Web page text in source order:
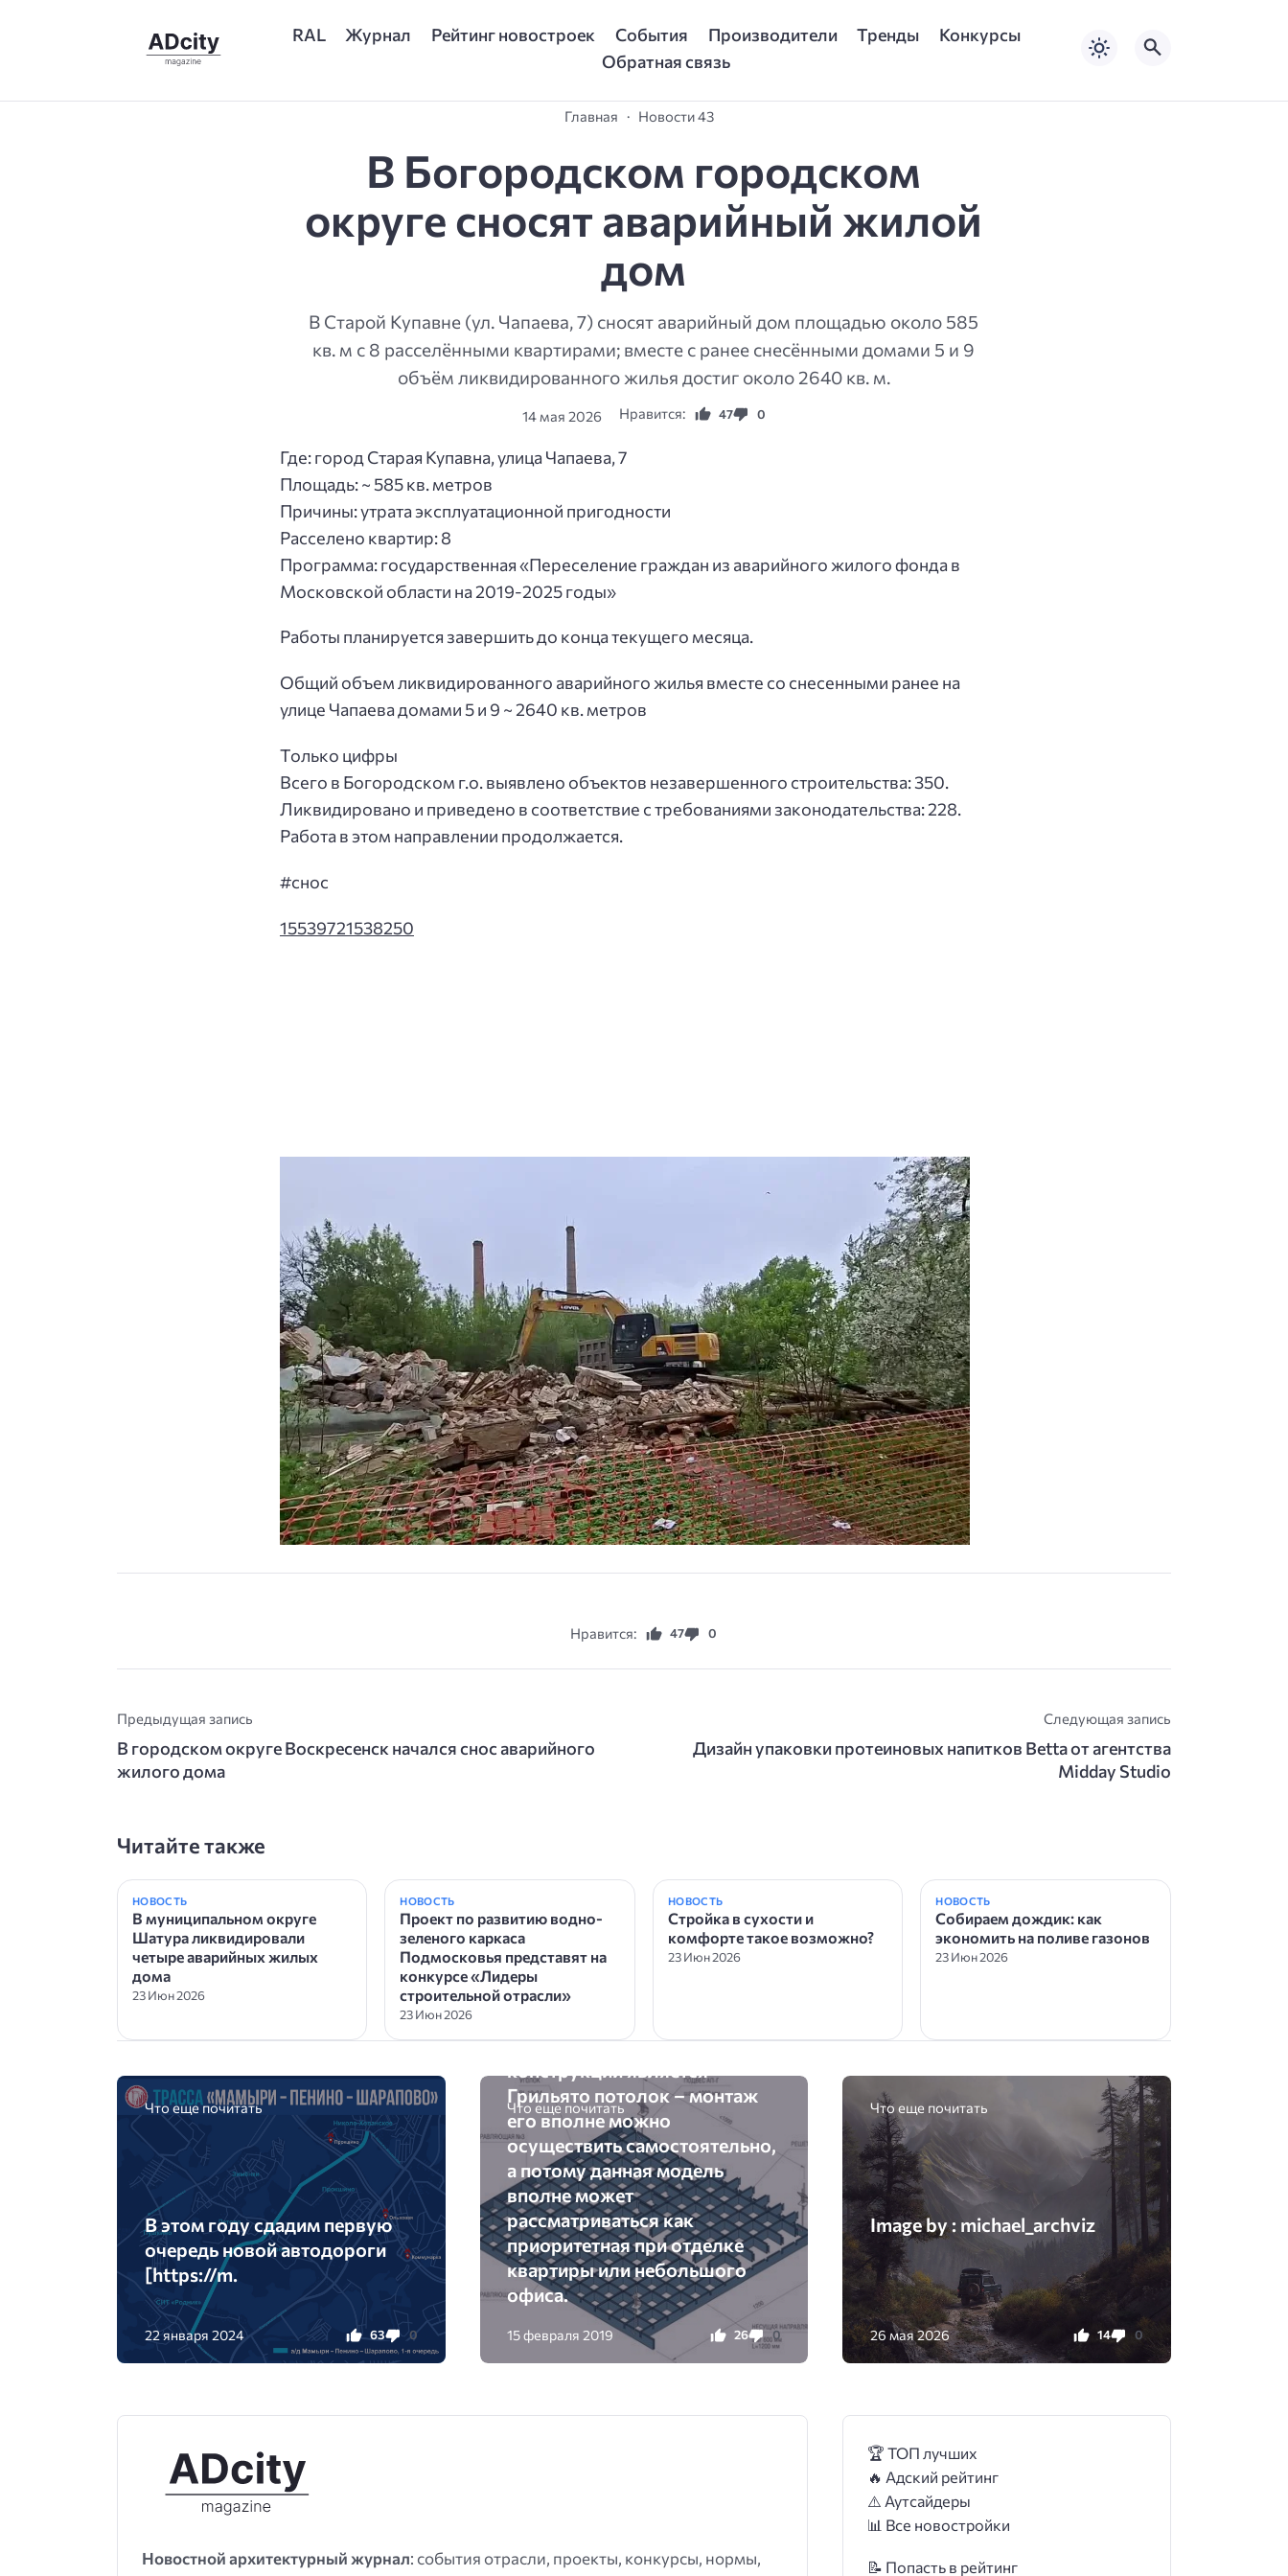
RAL Журнал Рейтинг новостроек События Производители Тренды
Конкурсы
Обратная связь
Главная Новости 43
В Богородском городском
округе сносят аварийный жилой
дом
В Старой Купавне (ул. Чапаева, 7) сносят аварийный дом площадью около 585
кв. м с 8 расселёнными квартирами; вместе с ранее снесёнными домами 5 и 9
объём ликвидированного жилья достиг около 2640 кв. м.
14 мая 2026 Нравится: 47 0
Где: город Старая Купавна, улица Чапаева, 7
Площадь: ~ 585 кв. метров
Причины: утрата эксплуатационной пригодности
Расселено квартир: 8
Программа: государственная «Переселение граждан из аварийного жилого фонда в
Московской области на 2019-2025 годы»
Работы планируется завершить до конца текущего месяца.
Общий объем ликвидированного аварийного жилья вместе со снесенными ранее на
улице Чапаева домами 5 и 9 ~ 2640 кв. метров
Только цифры
Всего в Богородском г.о. выявлено объектов незавершенного строительства: 350.
Ликвидировано и приведено в соответствие с требованиями законодательства: 228.
Работа в этом направлении продолжается.
#снос
15539721538250
Нравится: 47 0
Предыдущая запись
В городском округе Воскресенск начался снос аварийного
жилого дома
Следующая запись
Дизайн упаковки протеиновых напитков Betta от агентства
Midday Studio
Читайте также
НОВОСТЬ
В муниципальном округе
Шатура ликвидировали
четыре аварийных жилых
дома
23 Июн 2026
НОВОСТЬ
Проект по развитию водно-
зеленого каркаса
Подмосковья представят на
конкурсе «Лидеры
строительной отрасли»
23 Июн 2026
НОВОСТЬ
Стройка в сухости и
комфорте такое возможно?
23 Июн 2026
НОВОСТЬ
Собираем дождик: как
экономить на поливе газонов
23 Июн 2026
Что еще почитать
В этом году сдадим первую
очередь новой автодороги
[https://m.
22 января 2024 63 0
Что еще почитать
современных подвесных
конструкций является
Грильято потолок – монтаж
его вполне можно
осуществить самостоятельно,
а потому данная модель
вполне может
рассматриваться как
приоритетная при отделке
квартиры или небольшого
офиса.
15 февраля 2019 26 0
Что еще почитать
Image by : michael_archviz
26 мая 2026 14 0
Новостной архитектурный журнал: события отрасли, проекты, конкурсы, нормы,
🏆 ТОП лучших
🔥 Адский рейтинг
⚠️ Аутсайдеры
📊 Все новостройки
📝 Попасть в рейтинг